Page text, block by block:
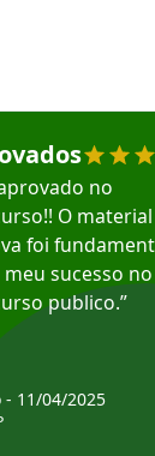
Mário
no
O
foi
sucesso no
publico.”
11/04/2025